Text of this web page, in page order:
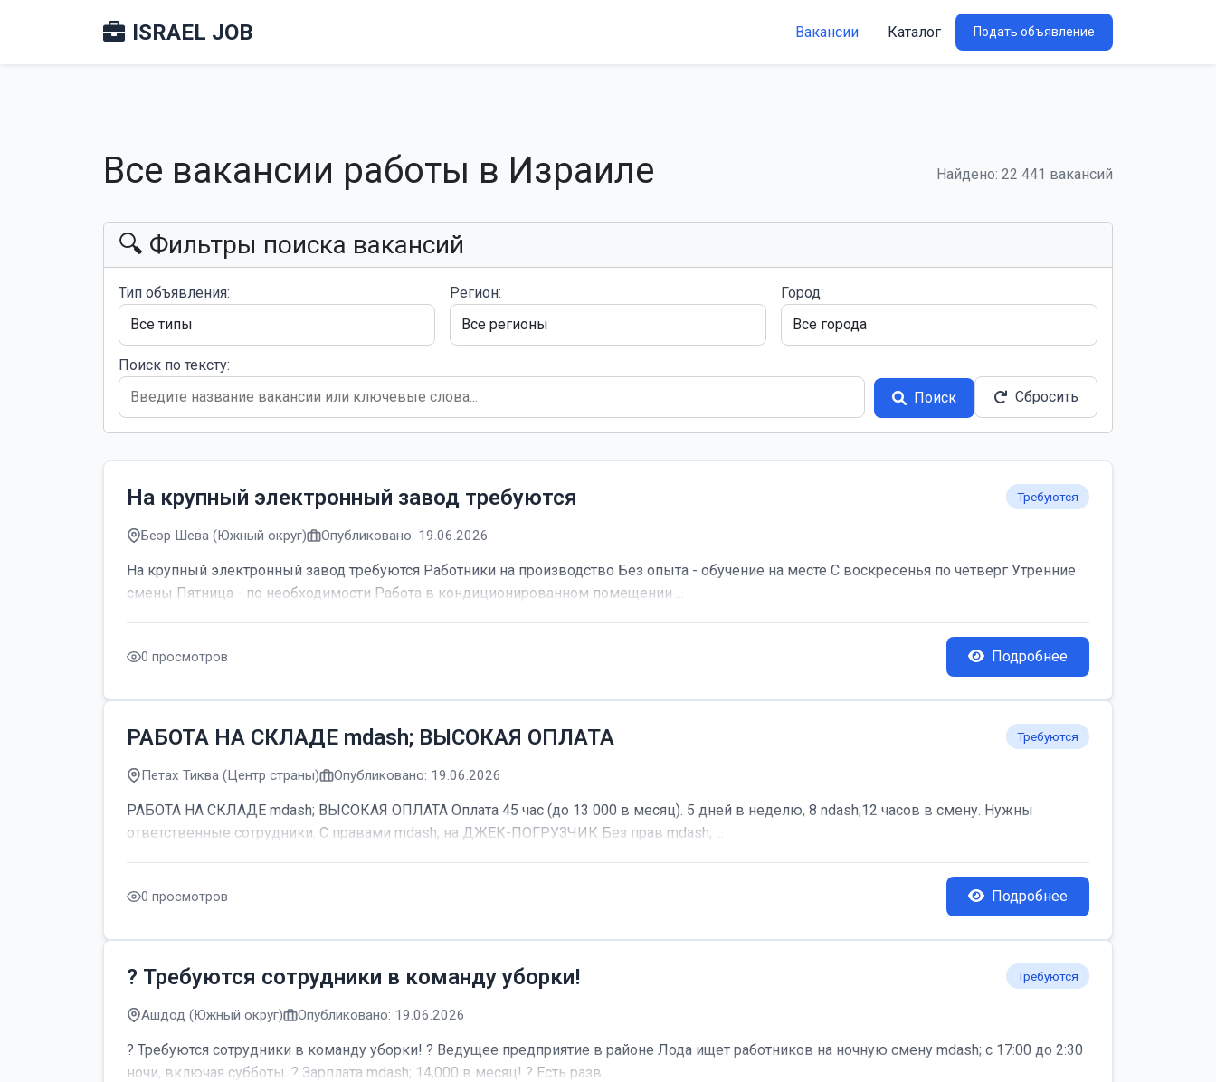
ISRAEL JOB Вакансии Каталог Подать объявление
Все вакансии работы в Израиле Найдено: 22 441 вакансий
🔍 Фильтры поиска вакансий
Тип объявления: Регион: Город:
Поиск по тексту:
Поиск
Сбросить
На крупный электронный завод требуются Требуются
Беэр Шева (Южный округ) Опубликовано: 19.06.2026
На крупный электронный завод требуются Работники на производство Без опыта - обучение на месте С воскресенья по четверг Утренние
смены Пятница - по необходимости Работа в кондиционированном помещении ...
0 просмотров Подробнее
РАБОТА НА СКЛАДЕ mdash; ВЫСОКАЯ ОПЛАТА Требуются
Петах Тиква (Центр страны) Опубликовано: 19.06.2026
РАБОТА НА СКЛАДЕ mdash; ВЫСОКАЯ ОПЛАТА Оплата 45 час (до 13 000 в месяц). 5 дней в неделю, 8 ndash;12 часов в смену. Нужны
ответственные сотрудники. С правами mdash; на ДЖЕК-ПОГРУЗЧИК Без прав mdash; ...
0 просмотров Подробнее
? Требуются сотрудники в команду уборки! Требуются
Ашдод (Южный округ) Опубликовано: 19.06.2026
? Требуются сотрудники в команду уборки! ? Ведущее предприятие в районе Лода ищет работников на ночную смену mdash; с 17:00 до 2:30
ночи, включая субботы. ? Зарплата mdash; 14,000 в месяц! ? Есть разв...